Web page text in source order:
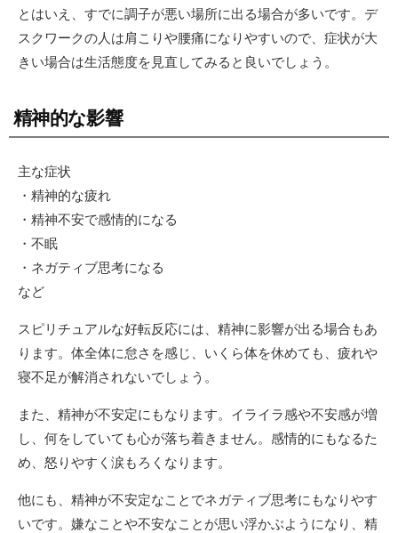
とはいえ、すでに調子が悪い場所に出る場合が多いです。デ
スクワークの人は肩こりや腰痛になりやすいので、症状が大
きい場合は生活態度を見直してみると良いでしょう。
精神的な影響
主な症状
・精神的な疲れ
・精神不安で感情的になる
・不眠
・ネガティブ思考になる
など
スピリチュアルな好転反応には、精神に影響が出る場合もあ
ります。体全体に怠さを感じ、いくら体を休めても、疲れや
寝不足が解消されないでしょう。
また、精神が不安定にもなります。イライラ感や不安感が増
し、何をしていても心が落ち着きません。感情的にもなるた
め、怒りやすく涙もろくなります。
他にも、精神が不安定なことでネガティブ思考にもなりやす
いです。嫌なことや不安なことが思い浮かぶようになり、精